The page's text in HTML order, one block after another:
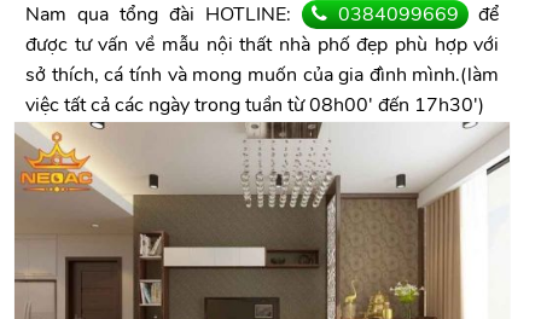
Nam qua tổng đài HOTLINE:
0384099669 để
được tư vấn về mẫu nội thất nhà phố đẹp phù hợp với
sở thích, cá tính và mong muốn của gia đình mình.(làm
việc tất cả các ngày trong tuần từ 08h00' đến 17h30')